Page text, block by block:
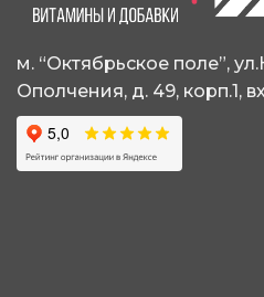
на
товара.
м. “Октябрьское поле”,
Ополчения, д. 49, корп.1,